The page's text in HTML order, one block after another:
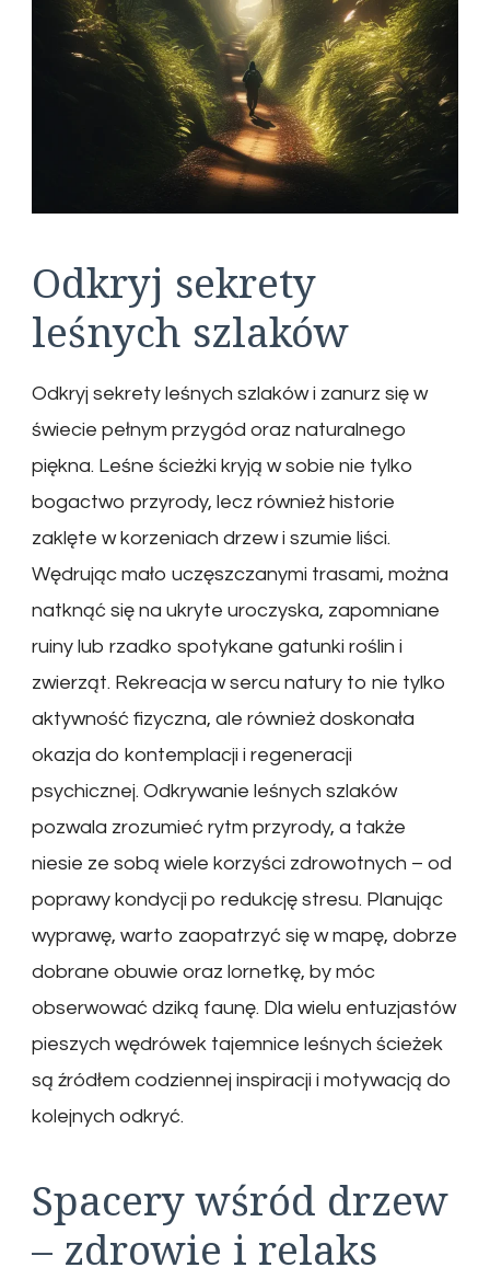
Odkryj sekrety
leśnych szlaków
Odkryj sekrety leśnych szlaków i zanurz się w
świecie pełnym przygód oraz naturalnego
piękna. Leśne ścieżki kryją w sobie nie tylko
bogactwo przyrody, lecz również historie
zaklęte w korzeniach drzew i szumie liści.
Wędrując mało uczęszczanymi trasami, można
natknąć się na ukryte uroczyska, zapomniane
ruiny lub rzadko spotykane gatunki roślin i
zwierząt. Rekreacja w sercu natury to nie tylko
aktywność fizyczna, ale również doskonała
okazja do kontemplacji i regeneracji
psychicznej. Odkrywanie leśnych szlaków
pozwala zrozumieć rytm przyrody, a także
niesie ze sobą wiele korzyści zdrowotnych – od
poprawy kondycji po redukcję stresu. Planując
wyprawę, warto zaopatrzyć się w mapę, dobrze
dobrane obuwie oraz lornetkę, by móc
obserwować dziką faunę. Dla wielu entuzjastów
pieszych wędrówek tajemnice leśnych ścieżek
są źródłem codziennej inspiracji i motywacją do
kolejnych odkryć.
Spacery wśród drzew
– zdrowie i relaks